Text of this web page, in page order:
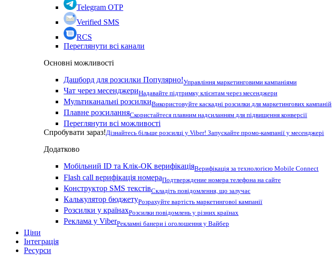
Telegram OTP
Verified SMS
RCS
Переглянути всі канали
Основні можливості
Дашборд для розсилки Популярно!Управління маркетинговими кампаніями
Чат через месенджериНадавайте підтримку клієнтам через месенджери
Мультиканальні розсилкиВикористовуйте каскадні розсилки для маркетингових кампаній
Плавне розсиланняСкористайтеся плавним надсиланням для підвищення конверсії
Переглянути всі можливості
Спробувати зараз!Дізнайтесь більше розсилці у Viber! Запускайте промо-кампанії у месенджері
Додатково
Мобільний ID та Клік-ОК верифікаціяВерифікація за технологією Mobile Connect
Flash call верифікація номераПодтверждение номера телефона на сайте
Конструктор SMS текстівСкладіть повідомлення, що залучає
Калькулятор бюджетуРозрахуйте вартість маркетингової кампанії
Розсилки у країнахРозсилки повідомлень у різних країнах
Реклама у ViberРекламні банери і оголошення у Вайбер
Ціни
Інтеграція
Ресурси